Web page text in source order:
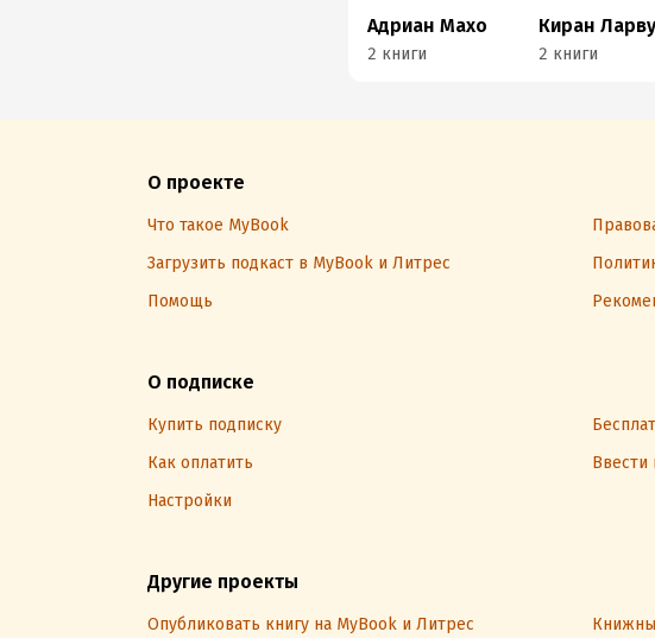
Адриан Махо
2 книги
Киран
2 книги
О проекте
Что такое MyBook
Загрузить подкаст в MyBook и Литрес
Помощь
О подписке
Купить подписку
Как оплатить
Ввести
Настройки
Другие проекты
Опубликовать книгу на MyBook и Литрес